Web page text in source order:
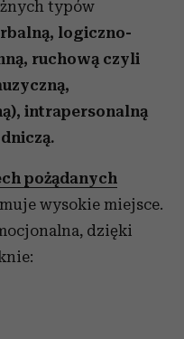
typów
logiczno-
ruchową czyli
intrapersonalną
pożądanych
wysokie miejsce.
dzięki